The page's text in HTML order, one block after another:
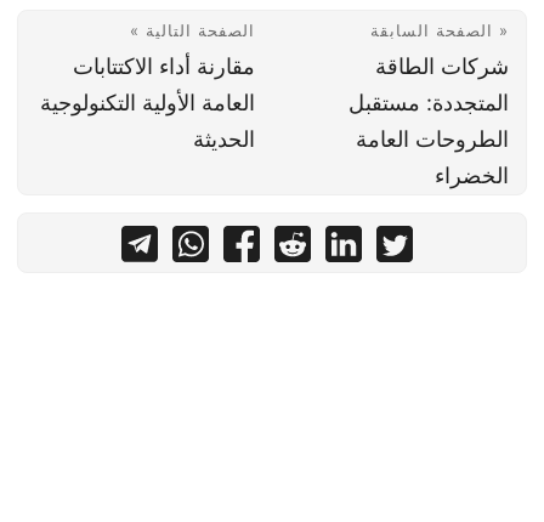
« الصفحة السابقة
شركات الطاقة
المتجددة: مستقبل
الطروحات العامة
الخضراء
الصفحة التالية »
مقارنة أداء الاكتتابات
العامة الأولية التكنولوجية
الحديثة